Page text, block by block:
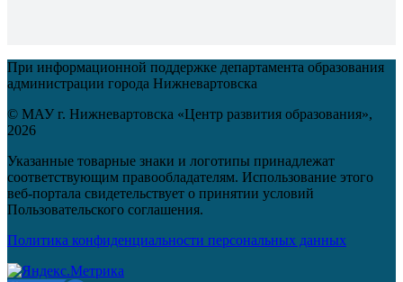
При информационной поддержке департамента образования
администрации города Нижневартовска
© МАУ г. Нижневартовска «Центр развития образования»,
2026
Указанные товарные знаки и логотипы принадлежат
соответствующим правообладателям. Использование этого
веб-портала свидетельствует о принятии условий
Пользовательского соглашения.
Политика конфиденциальности персональных данных